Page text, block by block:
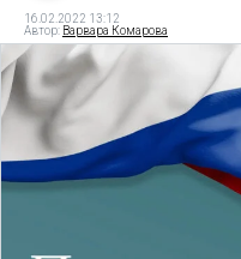
16.02.2022 13:12
Автор: Варвара Комарова